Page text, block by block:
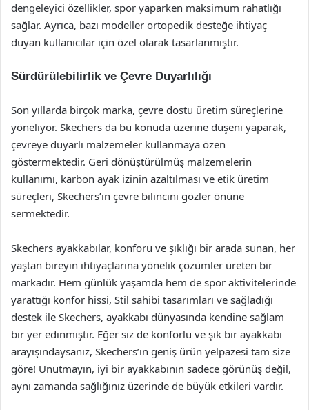
dengeleyici özellikler, spor yaparken maksimum rahatlığı
sağlar. Ayrıca, bazı modeller ortopedik desteğe ihtiyaç
duyan kullanıcılar için özel olarak tasarlanmıştır.
Sürdürülebilirlik ve Çevre Duyarlılığı
Son yıllarda birçok marka, çevre dostu üretim süreçlerine
yöneliyor. Skechers da bu konuda üzerine düşeni yaparak,
çevreye duyarlı malzemeler kullanmaya özen
göstermektedir. Geri dönüştürülmüş malzemelerin
kullanımı, karbon ayak izinin azaltılması ve etik üretim
süreçleri, Skechers’ın çevre bilincini gözler önüne
sermektedir.
Skechers ayakkabılar, konforu ve şıklığı bir arada sunan, her
yaştan bireyin ihtiyaçlarına yönelik çözümler üreten bir
markadır. Hem günlük yaşamda hem de spor aktivitelerinde
yarattığı konfor hissi, Stil sahibi tasarımları ve sağladığı
destek ile Skechers, ayakkabı dünyasında kendine sağlam
bir yer edinmiştir. Eğer siz de konforlu ve şık bir ayakkabı
arayışındaysanız, Skechers’ın geniş ürün yelpazesi tam size
göre! Unutmayın, iyi bir ayakkabının sadece görünüş değil,
aynı zamanda sağlığınız üzerinde de büyük etkileri vardır.